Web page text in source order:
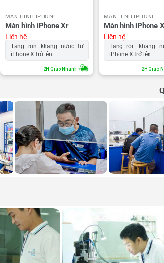
MÀN HÌNH IPHONE
Màn hình iPhone Xr
Liên hệ
Tặng ron kháng nước từ
iPhone X trở lên
2H Giao Nhanh
MÀN HÌNH IPHONE
Màn hình iPhone
Liên hệ
Tặng ron kháng
iPhone X trở lên
2H Giao